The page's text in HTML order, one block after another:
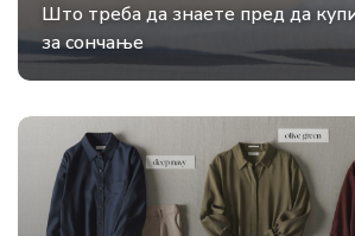
Што треба да знаете пред да
за сончање